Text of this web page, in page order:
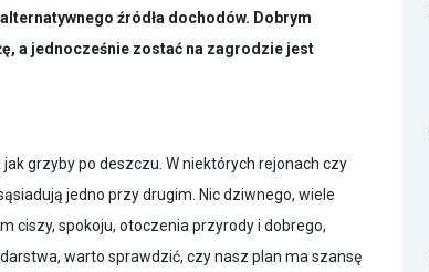
źródła dochodów. Dobrym
a jednocześnie zostać na zagrodzie jest
grzyby po deszczu. W niektórych rejonach czy
jedno przy drugim. Nic dziwnego, wiele
ciszy, spokoju, otoczenia przyrody i dobrego,
warto sprawdzić, czy nasz plan ma szansę